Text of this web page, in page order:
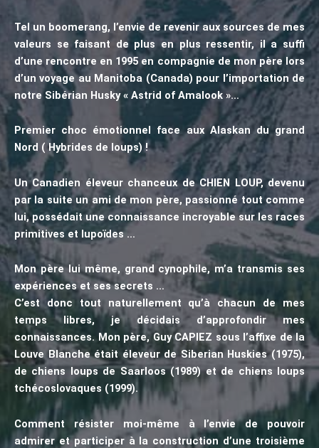
Tel un boomerang, l’envie de revenir aux sources de mes
valeurs se faisant de plus en plus ressentir, il a suffi
d’une rencontre en 1995 en compagnie de mon père lors
d’un voyage au Manitoba (Canada) pour l’importation de
notre Sibérian Husky « Astrid of Amalook »…
Premier choc émotionnel face aux Alaskan du grand
Nord ( Hybrides de loups) !
Un Canadien éleveur chanceux de CHIEN LOUP, devenu
par la suite un ami de mon père, passionné tout comme
lui, possédait une connaissance incroyable sur les races
primitives et lupoïdes …
Mon père lui même, grand cynophile, m’a transmis ses
expériences et ses secrets …
C’est donc tout naturellement qu’à chacun de mes
temps libres, je décidais d’approfondir mes
connaissances. Mon père, Guy CAPIEZ sous l’affixe de la
Louve Blanche était éleveur de Siberian Huskies (1975),
de chiens loups de Saarloos (1989) et de chiens loups
tchécoslovaques (1999).
Comment résister moi-même à l’envie de pouvoir
admirer et participer à la construction d’une troisième